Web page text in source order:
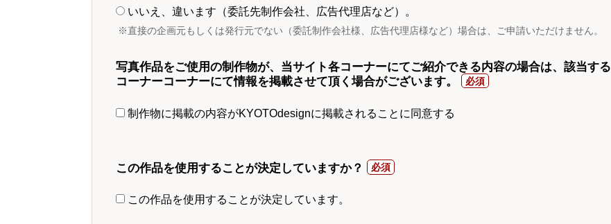
いいえ、違います（委託先制作会社、広告代理店など）。
※直接の企画元もしくは発行元でない（委託制作会社様、広告代理店様など）場合は、ご申請いただけません。
写真作品をご使用の制作物が、当サイト各コーナーにてご紹介できる内容の場合は、該当する
コーナーコーナーにて情報を掲載させて頂く場合がございます。
制作物に掲載の内容がKYOTOdesignに掲載されることに同意する
この作品を使用することが決定していますか？
この作品を使用することが決定しています。